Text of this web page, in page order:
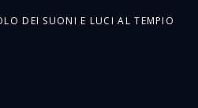
DEI SUONI E LUCI AL TEMPIO